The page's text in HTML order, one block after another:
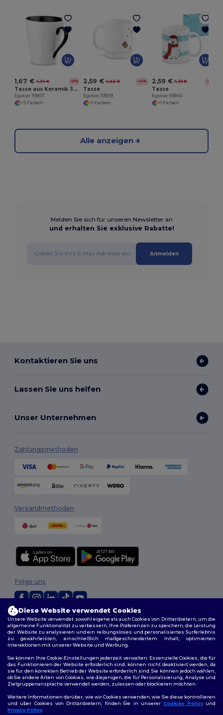
1,67 € 4,34 € -61%
Tasse aus Keramik 320 mL
Egotier 93837
+5 Farben
2,59 € 4,62 € -44%
Tasse
Egotier 93839
+1 Farben
2,59 € 4,33 € -40%
Tasse
Egotier 93840
+1 Farben
Alle anzeigen
Melden Sie sich für unseren Newsletter an
und erhalten Sie exklusive Rabatte!
Anmelden
Kontaktieren Sie uns
Lassen Sie uns helfen
Unser Unternehmen
Zahlungsmethoden
Versandmethoden
2026. Alle Rechte vorbehalten
Allgemeine Geschäftsbedingungen | Personalisierungsrichtlinien|
Datenschutzbestimmungen|Cookie-Richtlinie|Site Map
Folge uns
Berlin |Hamburg|München| Köln |Frankfurt|Essen| Dortmund|
Stuttgart | Düsseldorf | Bremen
Diese Website verwendet Cookies
Unsere Website verwendet sowohl eigene als auch Cookies von Drittanbietern, um die
allgemeine Funktionalität zu verbessern, Ihre Präferenzen zu speichern, die Leistung
der Website zu analysieren und ein reibungsloses und personalisiertes Surferlebnis
zu gewährleisten, einschließlich maßgeschneidertem Inhalt, optimierten
Interaktionen mit unserer Website und Werbung.
Sie können Ihre Cookie-Einstellungen jederzeit verwalten. Essenzielle Cookies, die für
das Funktionieren der Website erforderlich sind, können nicht deaktiviert werden, da
sie für den korrekten Betrieb der Website erforderlich sind. Sie können jedoch wählen,
ob Sie andere Arten von Cookies, wie diejenigen, die für Personalisierung, Analyse und
Zielgruppenansprache verwendet werden, zulassen oder blockieren möchten.
Weitere Informationen darüber, wie wir Cookies verwenden, wie Sie diese kontrollieren
und über Cookies von Drittanbietern, finden Sie in unsererCookies Policyund
Privacy Policy.